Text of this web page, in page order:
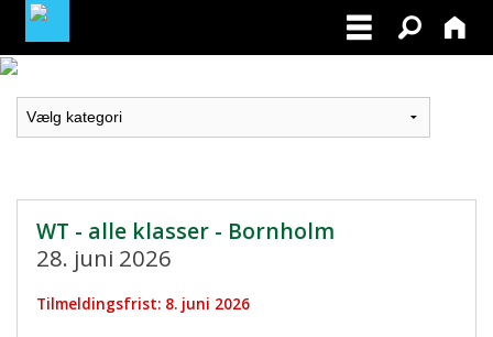
LOGIN / PROFIL
WT - alle klasser - Bornholm
28. juni 2026
Tilmeldingsfrist: 8. juni 2026